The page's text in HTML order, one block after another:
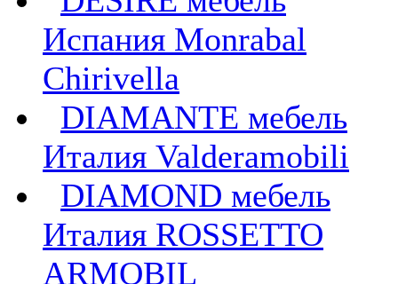
Испания Monrabal
Chirivella
DIAMANTE мебель
Италия Valderamobili
DIAMOND мебель
Италия ROSSETTO
ARMOBIL